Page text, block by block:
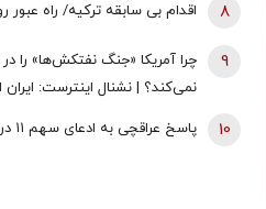
اقدام بی سابقه ترکیه/ راه 8
چرا آمریکا «جنگ نفتکش‌ها» را در
نمی‌کند؟ | نشنال اینترست: ایران
9
پاسخ عراقچی به ادعای سهم ۱۱ درصدی ایران از دریای خزر 10